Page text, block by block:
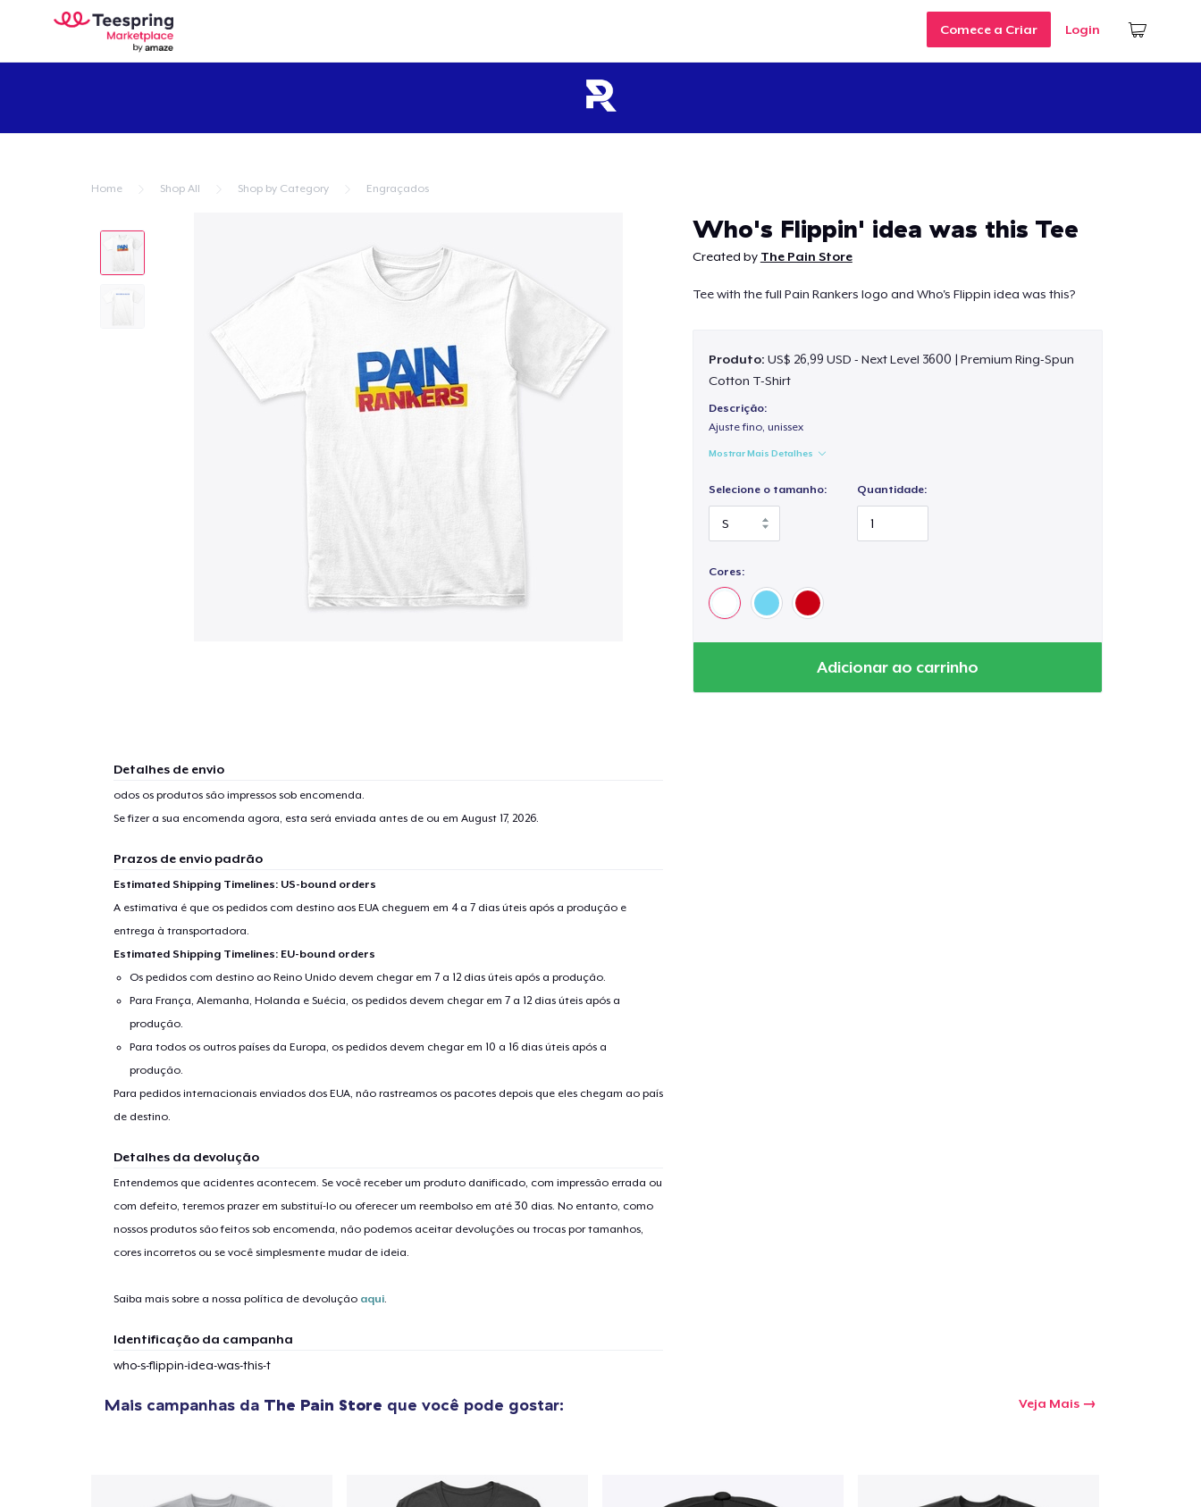
Comece a Criar Login
Home Shop All Shop by Category Engraçados
Who's Flippin' idea was this Tee
Created by The Pain Store
Tee with the full Pain Rankers logo and Who's Flippin idea was this?
Produto: US$ 26,99 USD - Next Level 3600 | Premium Ring-Spun
Cotton T-Shirt
Descrição:
Ajuste fino, unissex
Mostrar Mais Detalhes
Selecione o tamanho: Quantidade:
Cores:
Adicionar ao carrinho
Detalhes de envio
odos os produtos são impressos sob encomenda.
Se fizer a sua encomenda agora, esta será enviada antes de ou em August 17, 2026.
Prazos de envio padrão
Estimated Shipping Timelines: US-bound orders
A estimativa é que os pedidos com destino aos EUA cheguem em 4 a 7 dias úteis após a produção e
entrega à transportadora.
Estimated Shipping Timelines: EU-bound orders
Os pedidos com destino ao Reino Unido devem chegar em 7 a 12 dias úteis após a produção.
Para França, Alemanha, Holanda e Suécia, os pedidos devem chegar em 7 a 12 dias úteis após a
produção.
Para todos os outros países da Europa, os pedidos devem chegar em 10 a 16 dias úteis após a
produção.
Para pedidos internacionais enviados dos EUA, não rastreamos os pacotes depois que eles chegam ao país
de destino.
Detalhes da devolução
Entendemos que acidentes acontecem. Se você receber um produto danificado, com impressão errada ou
com defeito, teremos prazer em substituí-lo ou oferecer um reembolso em até 30 dias. No entanto, como
nossos produtos são feitos sob encomenda, não podemos aceitar devoluções ou trocas por tamanhos,
cores incorretos ou se você simplesmente mudar de ideia.
Saiba mais sobre a nossa política de devolução aqui.
Identificação da campanha
who-s-flippin-idea-was-this-t
Mais campanhas da The Pain Store que você pode gostar: Veja Mais